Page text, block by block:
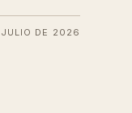
DE 2026